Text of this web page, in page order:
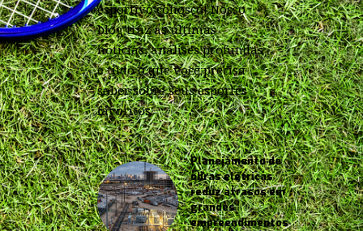
esportivo conosco! Nosso
blog traz as últimas
notícias, análises profundas
e tudo o que você precisa
saber sobre seus esportes
favoritos.
Planejamento de
obras elétricas
reduz atrasos em
grandes
empreendimentos